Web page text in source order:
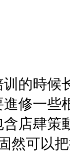
的時候
修一些
店肆策
然可以